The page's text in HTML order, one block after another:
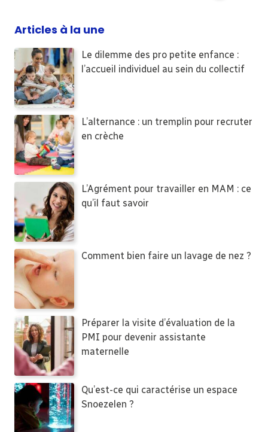
Articles à la une
Le dilemme des pro petite enfance :
l’accueil individuel au sein du collectif
L’alternance : un tremplin pour recruter
en crèche
L’Agrément pour travailler en MAM : ce
qu’il faut savoir
Comment bien faire un lavage de nez ?
Préparer la visite d’évaluation de la
PMI pour devenir assistante
maternelle
Qu’est-ce qui caractérise un espace
Snoezelen ?